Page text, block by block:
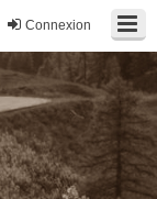
Connexion